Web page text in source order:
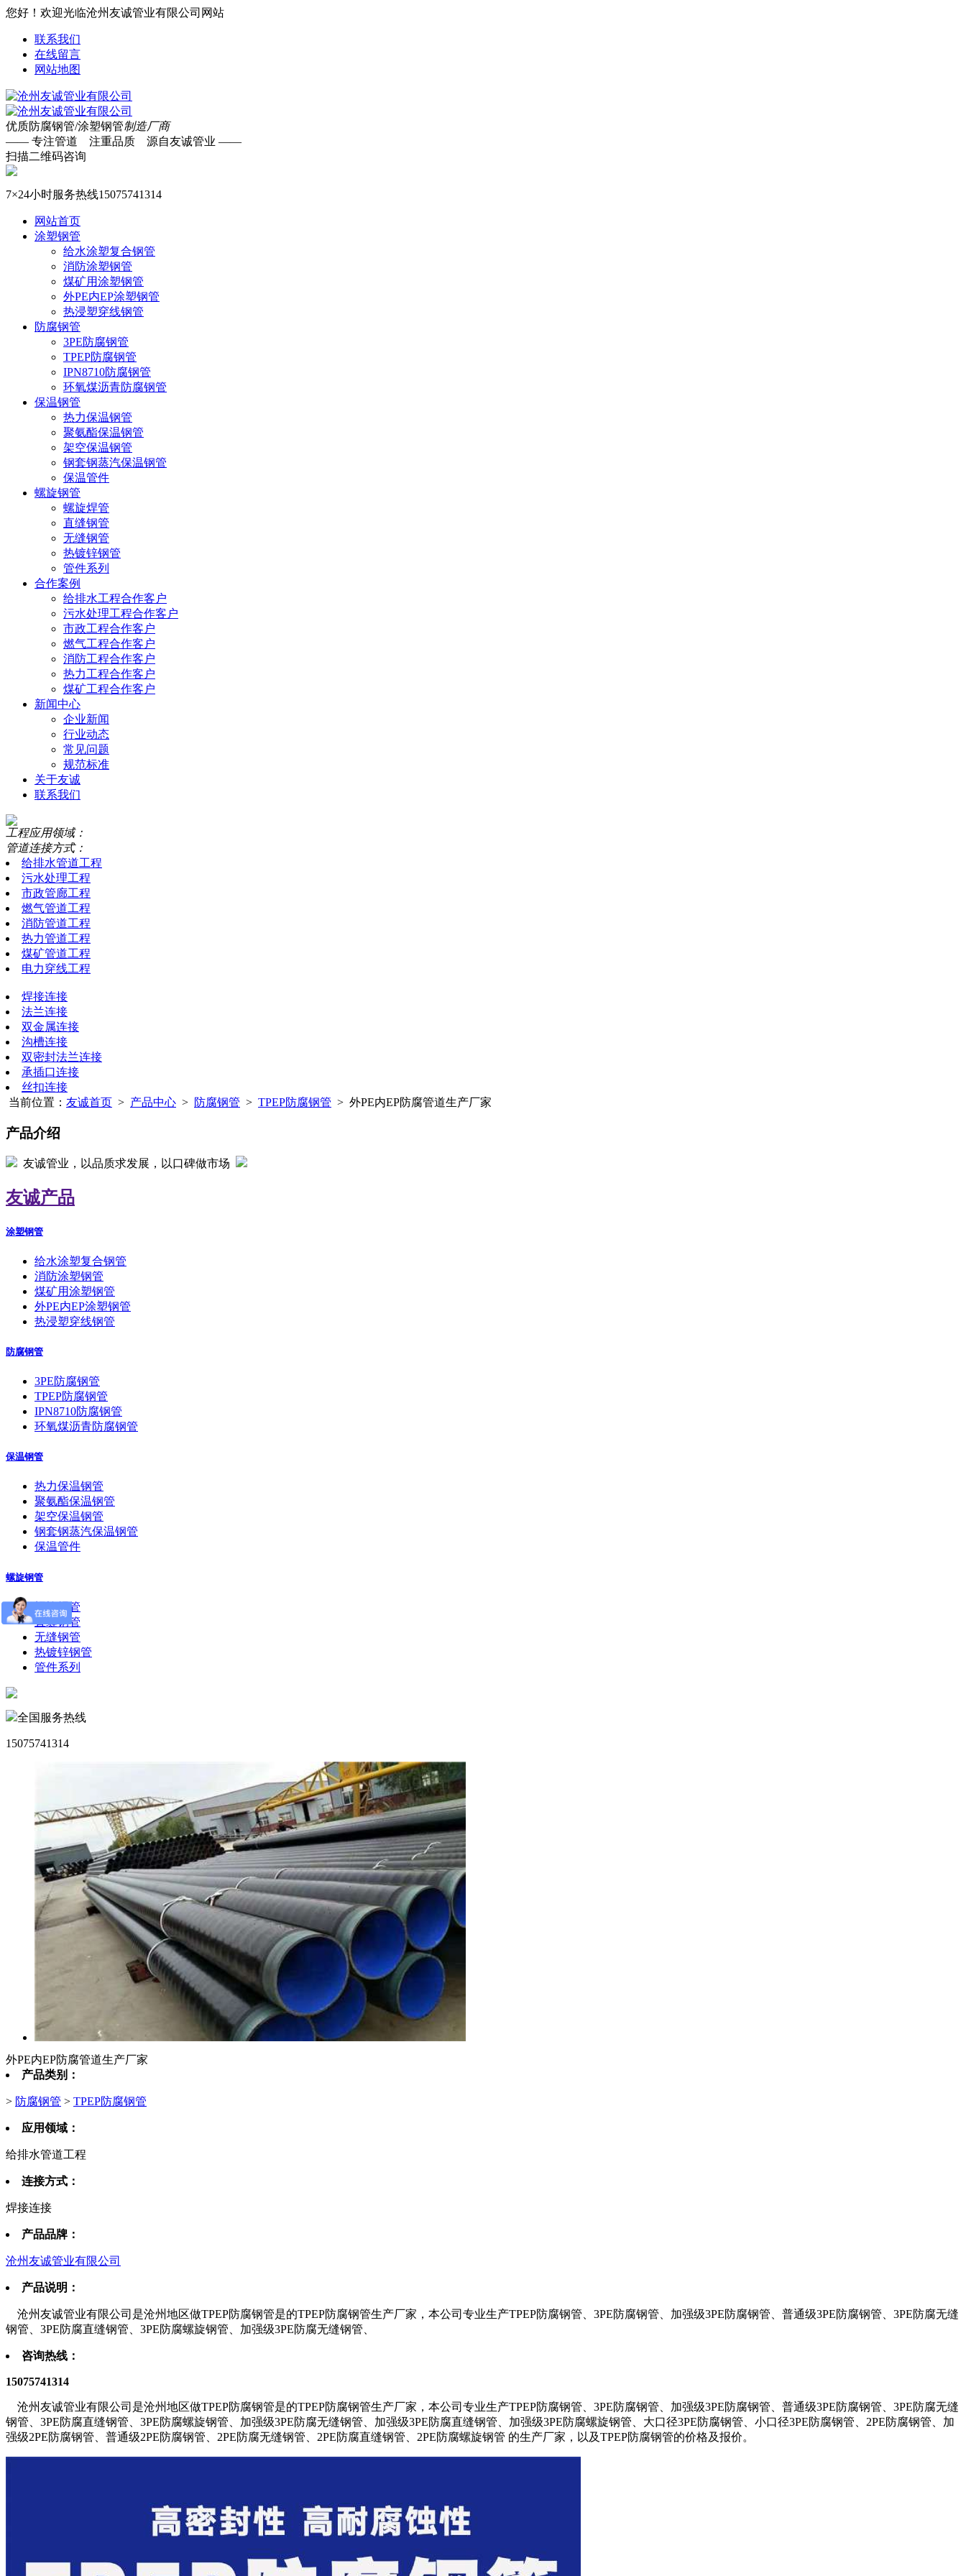
您好！欢迎光临沧州友诚管业有限公司网站
联系我们
在线留言
网站地图
优质防腐钢管/涂塑钢管制造厂商
—— 专注管道 注重品质 源自友诚管业 ——
扫描二维码咨询
7×24小时服务热线15075741314
网站首页
涂塑钢管
给水涂塑复合钢管
消防涂塑钢管
煤矿用涂塑钢管
外PE内EP涂塑钢管
热浸塑穿线钢管
防腐钢管
3PE防腐钢管
TPEP防腐钢管
IPN8710防腐钢管
环氧煤沥青防腐钢管
保温钢管
热力保温钢管
聚氨酯保温钢管
架空保温钢管
钢套钢蒸汽保温钢管
保温管件
螺旋钢管
螺旋焊管
直缝钢管
无缝钢管
热镀锌钢管
管件系列
合作案例
给排水工程合作客户
污水处理工程合作客户
市政工程合作客户
燃气工程合作客户
消防工程合作客户
热力工程合作客户
煤矿工程合作客户
新闻中心
企业新闻
行业动态
常见问题
规范标准
关于友诚
联系我们
工程应用领域：
管道连接方式：
给排水管道工程
污水处理工程
市政管廊工程
燃气管道工程
消防管道工程
热力管道工程
煤矿管道工程
电力穿线工程
焊接连接
法兰连接
双金属连接
沟槽连接
双密封法兰连接
承插口连接
丝扣连接
当前位置： 友诚首页 > 产品中心 > 防腐钢管 > TPEP防腐钢管 > 外PE内EP防腐管道生产厂家
产品介绍
友诚管业，以品质求发展，以口碑做市场
友诚产品
涂塑钢管
给水涂塑复合钢管
消防涂塑钢管
煤矿用涂塑钢管
外PE内EP涂塑钢管
热浸塑穿线钢管
防腐钢管
3PE防腐钢管
TPEP防腐钢管
IPN8710防腐钢管
环氧煤沥青防腐钢管
保温钢管
热力保温钢管
聚氨酯保温钢管
架空保温钢管
钢套钢蒸汽保温钢管
保温管件
螺旋钢管
螺旋焊管
直缝钢管
无缝钢管
热镀锌钢管
管件系列
全国服务热线
15075741314
外PE内EP防腐管道生产厂家
产品类别：
> 防腐钢管 > TPEP防腐钢管
应用领域：
给排水管道工程
连接方式：
焊接连接
产品品牌：
沧州友诚管业有限公司
产品说明：
沧州友诚管业有限公司是沧州地区做TPEP防腐钢管是的TPEP防腐钢管生产厂家，本公司专业生产TPEP防腐钢管、3PE防腐钢管、加强级3PE防腐钢管、普通级3PE防腐钢管、3PE防腐无缝
钢管、3PE防腐直缝钢管、3PE防腐螺旋钢管、加强级3PE防腐无缝钢管、
咨询热线：
15075741314
沧州友诚管业有限公司是沧州地区做TPEP防腐钢管是的TPEP防腐钢管生产厂家，本公司专业生产TPEP防腐钢管、3PE防腐钢管、加强级3PE防腐钢管、普通级3PE防腐钢管、3PE防腐无缝
钢管、3PE防腐直缝钢管、3PE防腐螺旋钢管、加强级3PE防腐无缝钢管、加强级3PE防腐直缝钢管、加强级3PE防腐螺旋钢管、大口径3PE防腐钢管、小口径3PE防腐钢管、2PE防腐钢管、加
强级2PE防腐钢管、普通级2PE防腐钢管、2PE防腐无缝钢管、2PE防腐直缝钢管、2PE防腐螺旋钢管 的生产厂家，以及TPEP防腐钢管的价格及报价。